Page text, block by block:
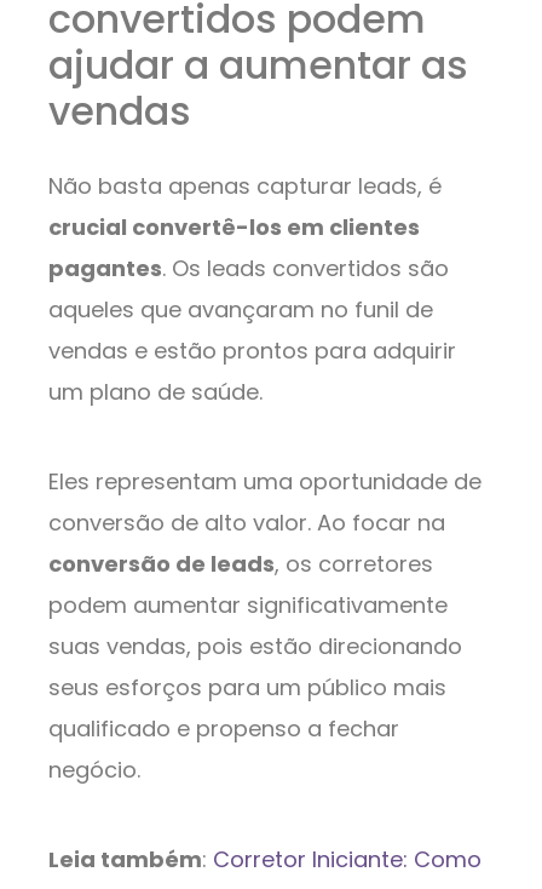
convertidos podem
ajudar a aumentar as
vendas
Não basta apenas capturar leads, é
crucial convertê-los em clientes
pagantes. Os leads convertidos são
aqueles que avançaram no funil de
vendas e estão prontos para adquirir
um plano de saúde.
Eles representam uma oportunidade de
conversão de alto valor. Ao focar na
conversão de leads, os corretores
podem aumentar significativamente
suas vendas, pois estão direcionando
seus esforços para um público mais
qualificado e propenso a fechar
negócio.
Leia também: Corretor Iniciante: Como